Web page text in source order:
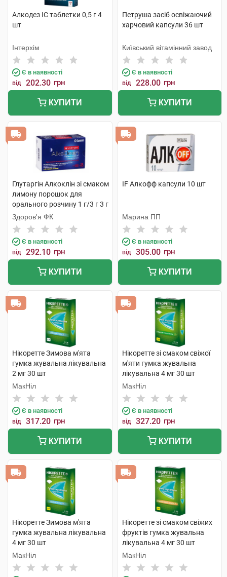
Алкодез IC таблетки 0,5 г 4
шт
Інтерхім
Є в наявності
від 202.30 грн
КУПИТИ
Петруша засіб освіжаючий
харчовий капсули 36 шт
Київський вітамінний завод
Є в наявності
від 228.00 грн
КУПИТИ
Глутаргiн Алкоклiн зі смаком
лимону порошок для
орального розчину 1 г/3 г 3 г
10 пакетів
Здоров'я ФК
Є в наявності
від 292.10 грн
КУПИТИ
IF Алкофф капсули 10 шт
Марина ПП
Є в наявності
від 305.00 грн
КУПИТИ
Нікоретте Зимова м'ята
гумка жувальна лікувальна
2 мг 30 шт
МакНіл
Є в наявності
від 317.20 грн
КУПИТИ
Нікоретте зі смаком свіжої
м'яти гумка жувальна
лікувальна 4 мг 30 шт
МакНіл
Є в наявності
від 327.20 грн
КУПИТИ
Нікоретте Зимова м'ята
гумка жувальна лікувальна
4 мг 30 шт
МакНіл
Нікоретте зі смаком свіжих
фруктів гумка жувальна
лікувальна 4 мг 30 шт
МакНіл